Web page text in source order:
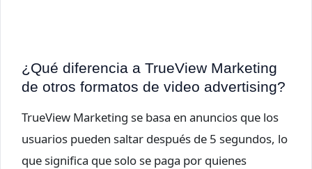
¿Qué diferencia a TrueView Marketing
de otros formatos de video advertising?
TrueView Marketing se basa en anuncios que los
usuarios pueden saltar después de 5 segundos, lo
que significa que solo se paga por quienes